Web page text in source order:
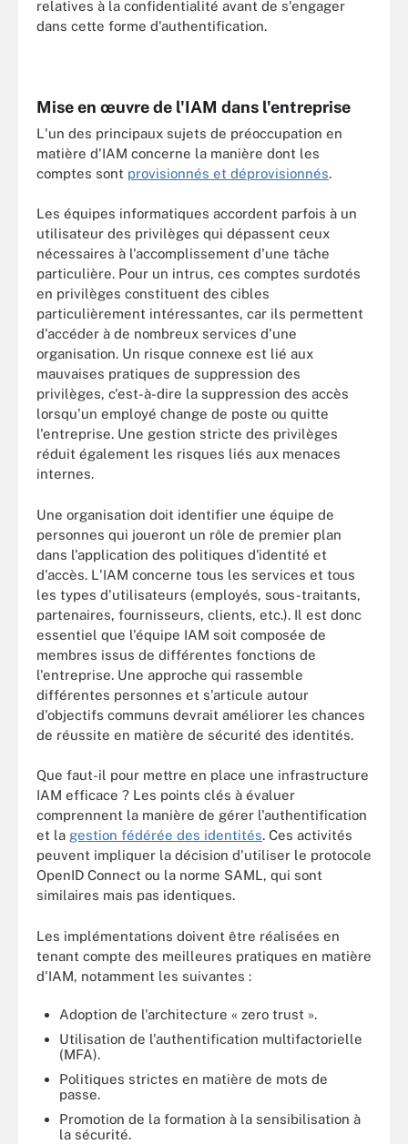
relatives à la confidentialité avant de s'engager
dans cette forme d'authentification.
Mise en œuvre de l'IAM dans l'entreprise
L'un des principaux sujets de préoccupation en
matière d'IAM concerne la manière dont les
comptes sont provisionnés et déprovisionnés.
Les équipes informatiques accordent parfois à un
utilisateur des privilèges qui dépassent ceux
nécessaires à l'accomplissement d'une tâche
particulière. Pour un intrus, ces comptes surdotés
en privilèges constituent des cibles
particulièrement intéressantes, car ils permettent
d'accéder à de nombreux services d'une
organisation. Un risque connexe est lié aux
mauvaises pratiques de suppression des
privilèges, c'est-à-dire la suppression des accès
lorsqu'un employé change de poste ou quitte
l'entreprise. Une gestion stricte des privilèges
réduit également les risques liés aux menaces
internes.
Une organisation doit identifier une équipe de
personnes qui joueront un rôle de premier plan
dans l'application des politiques d'identité et
d'accès. L'IAM concerne tous les services et tous
les types d'utilisateurs (employés, sous-traitants,
partenaires, fournisseurs, clients, etc.). Il est donc
essentiel que l'équipe IAM soit composée de
membres issus de différentes fonctions de
l'entreprise. Une approche qui rassemble
différentes personnes et s'articule autour
d'objectifs communs devrait améliorer les chances
de réussite en matière de sécurité des identités.
Que faut-il pour mettre en place une infrastructure
IAM efficace ? Les points clés à évaluer
comprennent la manière de gérer l'authentification
et la gestion fédérée des identités. Ces activités
peuvent impliquer la décision d'utiliser le protocole
OpenID Connect ou la norme SAML, qui sont
similaires mais pas identiques.
Les implémentations doivent être réalisées en
tenant compte des meilleures pratiques en matière
d'IAM, notamment les suivantes :
Adoption de l'architecture « zero trust ».
Utilisation de l'authentification multifactorielle
(MFA).
Politiques strictes en matière de mots de
passe.
Promotion de la formation à la sensibilisation à
la sécurité.